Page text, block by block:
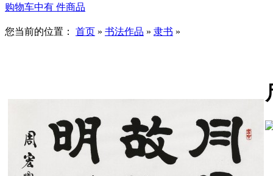
购物车中有 件商品
您当前的位置： 首页 » 书法作品 » 隶书 »